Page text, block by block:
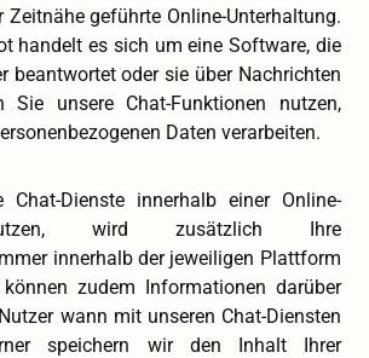
Zeitnähe geführte Online-Unterhaltung.
handelt es sich um eine Software, die
beantwortet oder sie über Nachrichten
Sie unsere Chat-Funktionen nutzen,
Daten verarbeiten.
Chat-Dienste innerhalb einer Online-
wird zusätzlich Ihre
innerhalb der jeweiligen Plattform
zudem Informationen darüber
wann mit unseren Chat-Diensten
speichern wir den Inhalt Ihrer